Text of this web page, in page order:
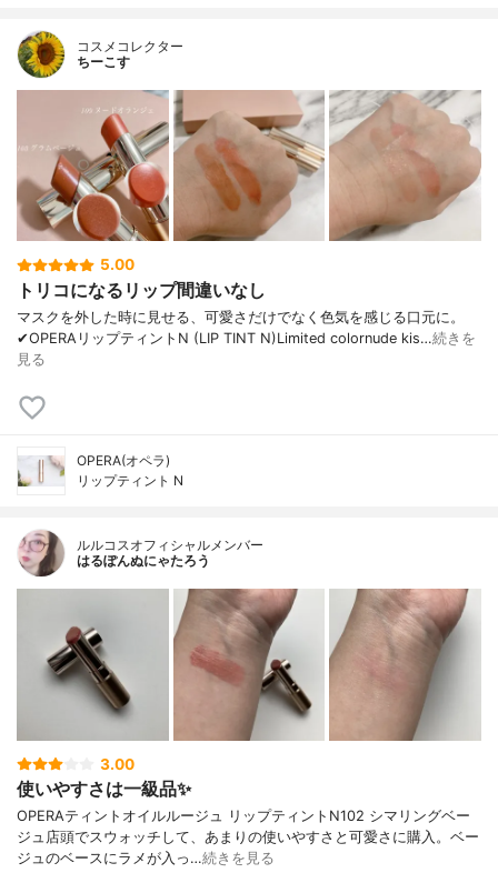
コスメコレクター
ちーこす
5.00
トリコになるリップ間違いなし
マスクを外した時に見せる、可愛さだけでなく色気を感じる口元に。
✔︎OPERAリップティントN (LIP TINT N)Limited colornude kis…続きを
見る
OPERA(オペラ)
リップティント N
ルルコスオフィシャルメンバー
はるぽんぬにゃたろう
3.00
使いやすさは一級品✨
OPERAティントオイルルージュ リップティントN102 シマリングベー
ジュ店頭でスウォッチして、あまりの使いやすさと可愛さに購入。ベー
ジュのベースにラメが入っ…続きを見る